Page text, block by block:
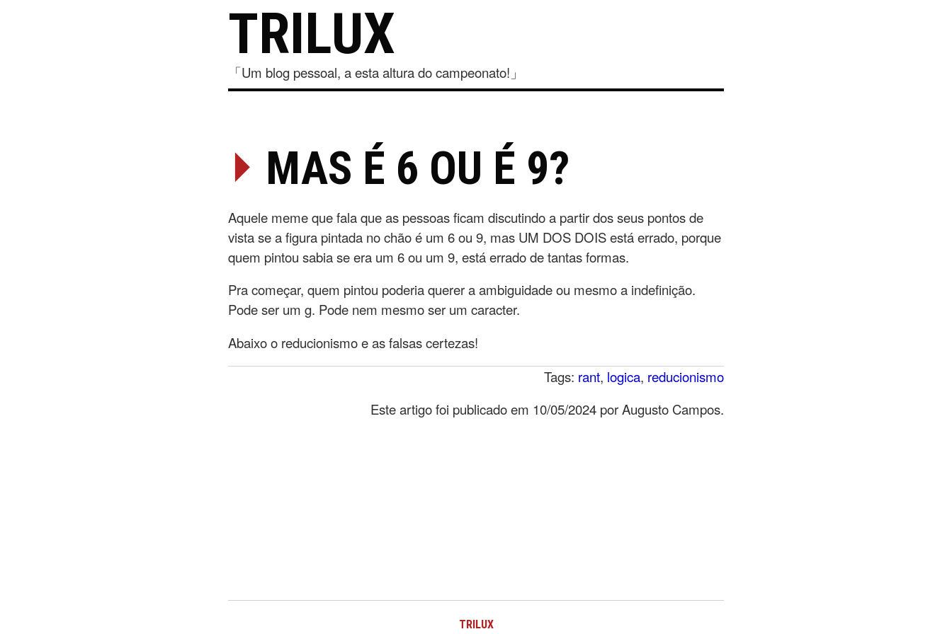
TRILUX
「Um blog pessoal, a esta altura do campeonato!」
⏵ MAS É 6 OU É 9?
Aquele meme que fala que as pessoas ficam discutindo a partir dos seus pontos de
vista se a figura pintada no chão é um 6 ou 9, mas UM DOS DOIS está errado, porque
quem pintou sabia se era um 6 ou um 9, está errado de tantas formas.
Pra começar, quem pintou poderia querer a ambiguidade ou mesmo a indefinição.
Pode ser um g. Pode nem mesmo ser um caracter.
Abaixo o reducionismo e as falsas certezas!
Tags: rant, logica, reducionismo
Este artigo foi publicado em 10/05/2024 por Augusto Campos.
TRILUX